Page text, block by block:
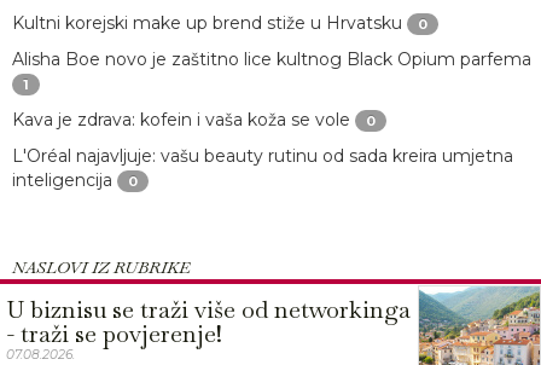
Kultni korejski make up brend stiže u Hrvatsku 0
Alisha Boe novo je zaštitno lice kultnog Black Opium parfema
1
Kava je zdrava: kofein i vaša koža se vole 0
L'Oréal najavljuje: vašu beauty rutinu od sada kreira umjetna
inteligencija
0
NASLOVI IZ RUBRIKE
U biznisu se traži više od networkinga
- traži se povjerenje!
07.08.2026.